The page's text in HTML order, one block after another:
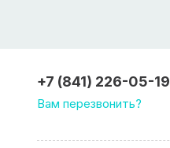
+7 (841) 226-05-19
Вам перезвонить?